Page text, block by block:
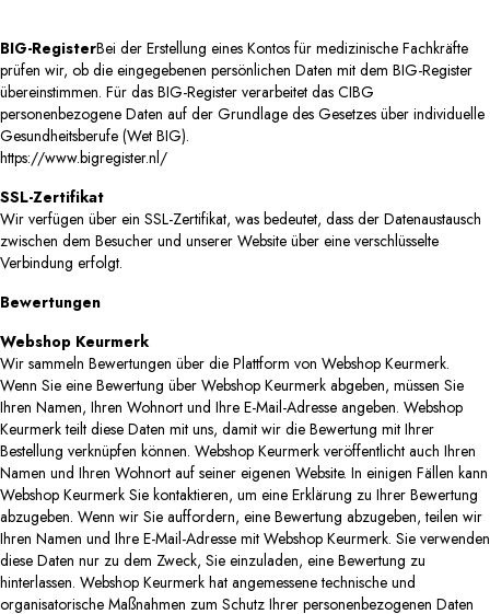
BIG-RegisterBei der Erstellung eines Kontos für medizinische Fachkräfte
prüfen wir, ob die eingegebenen persönlichen Daten mit dem BIG-Register
übereinstimmen. Für das BIG-Register verarbeitet das CIBG
personenbezogene Daten auf der Grundlage des Gesetzes über individuelle
Gesundheitsberufe (Wet BIG).
https://www.bigregister.nl/
SSL-Zertifikat
Wir verfügen über ein SSL-Zertifikat, was bedeutet, dass der Datenaustausch
zwischen dem Besucher und unserer Website über eine verschlüsselte
Verbindung erfolgt.
Bewertungen
Webshop Keurmerk
Wir sammeln Bewertungen über die Plattform von Webshop Keurmerk.
Wenn Sie eine Bewertung über Webshop Keurmerk abgeben, müssen Sie
Ihren Namen, Ihren Wohnort und Ihre E-Mail-Adresse angeben. Webshop
Keurmerk teilt diese Daten mit uns, damit wir die Bewertung mit Ihrer
Bestellung verknüpfen können. Webshop Keurmerk veröffentlicht auch Ihren
Namen und Ihren Wohnort auf seiner eigenen Website. In einigen Fällen kann
Webshop Keurmerk Sie kontaktieren, um eine Erklärung zu Ihrer Bewertung
abzugeben. Wenn wir Sie auffordern, eine Bewertung abzugeben, teilen wir
Ihren Namen und Ihre E-Mail-Adresse mit Webshop Keurmerk. Sie verwenden
diese Daten nur zu dem Zweck, Sie einzuladen, eine Bewertung zu
hinterlassen. Webshop Keurmerk hat angemessene technische und
organisatorische Maßnahmen zum Schutz Ihrer personenbezogenen Daten